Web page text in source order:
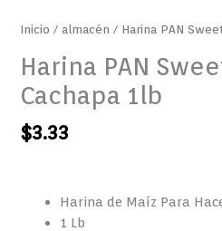
Inicio /almacén / Harina PAN
Harina PAN
Cachapa 1lb
$3.33
Harina de Maíz Para
1 Lb